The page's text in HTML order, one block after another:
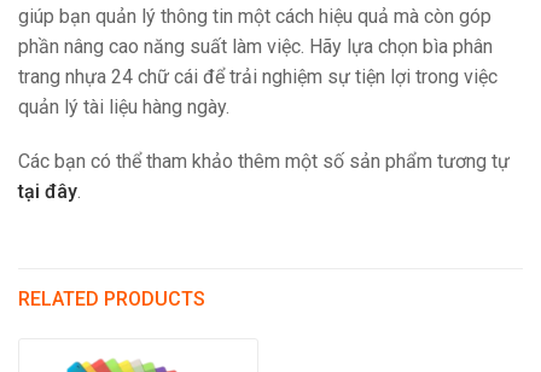
giúp bạn quản lý thông tin một cách hiệu quả mà còn góp
phần nâng cao năng suất làm việc. Hãy lựa chọn bìa phân
trang nhựa 24 chữ cái để trải nghiệm sự tiện lợi trong việc
quản lý tài liệu hàng ngày.
Các bạn có thể tham khảo thêm một số sản phẩm tương tự
tại đây.
RELATED PRODUCTS